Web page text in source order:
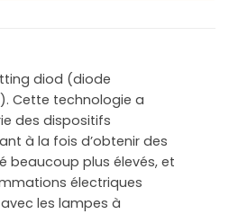
diod (diode
Cette technologie a
des dispositifs
à la fois d’obtenir des
beaucoup plus élevés, et
électriques
les lampes à